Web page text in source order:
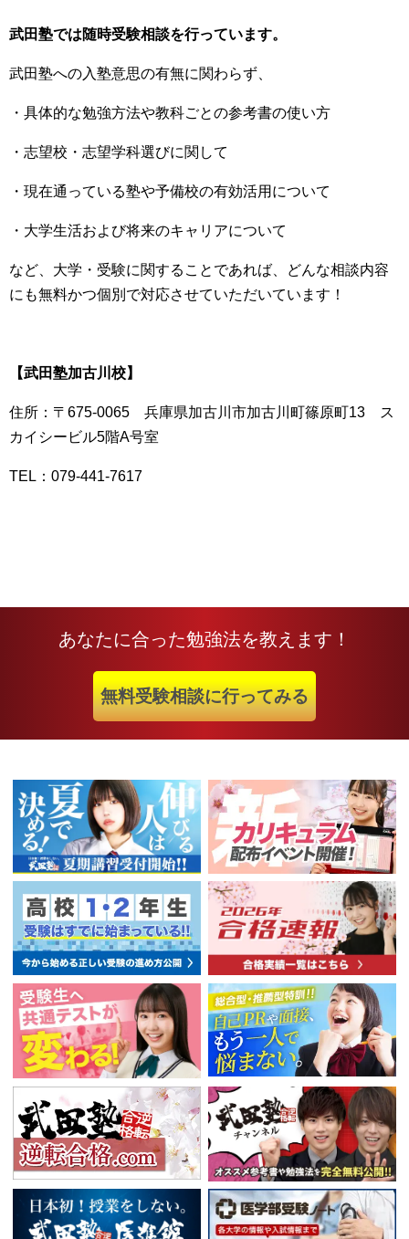
武田塾では随時受験相談を行っています。
武田塾への入塾意思の有無に関わらず、
・具体的な勉強方法や教科ごとの参考書の使い方
・志望校・志望学科選びに関して
・現在通っている塾や予備校の有効活用について
・大学生活および将来のキャリアについて
など、大学・受験に関することであれば、どんな相談内容
にも無料かつ個別で対応させていただいています！
【武田塾加古川校】
住所：〒675-0065 兵庫県加古川市加古川町篠原町13 ス
カイシービル5階A号室
TEL：079-441-7617
あなたに合った勉強法を教えます！
無料受験相談に行ってみる